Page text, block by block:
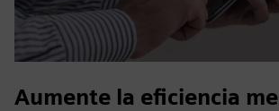
Aumente la eficiencia